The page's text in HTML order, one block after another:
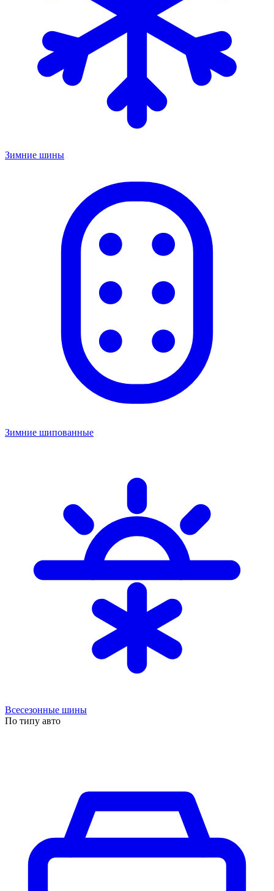
Зимние шины
Зимние шипованные
Всесезонные шины
По типу авто